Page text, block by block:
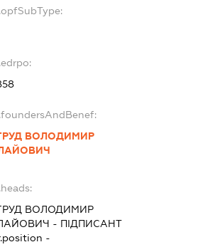
ВОЛОДИМИР
ВОЛОДИМИР
- ПІДПИСАНТ
-